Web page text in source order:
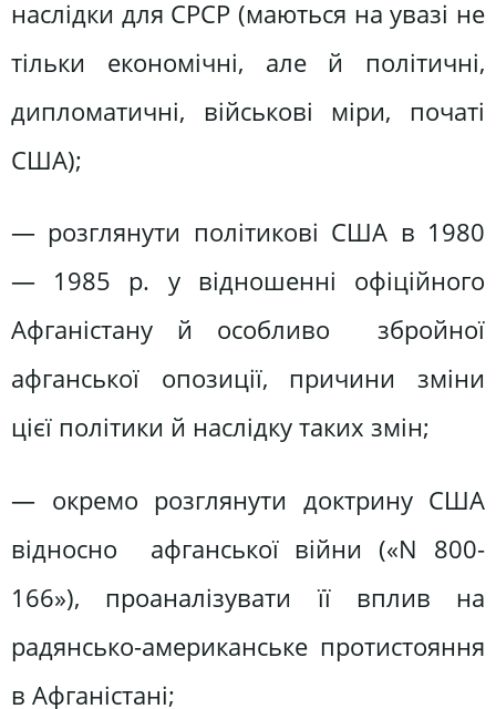
наслідки для СРСР (маються на увазі не
тільки економічні, але й політичні,
дипломатичні, військові міри, початі
США);
— розглянути політикові США в 1980
— 1985 р. у відношенні офіційного
Афганістану й особливо збройної
афганської опозиції, причини зміни
цієї політики й наслідку таких змін;
— окремо розглянути доктрину США
відносно афганської війни («N 800-
166»), проаналізувати її вплив на
радянсько-американське протистояння
в Афганістані;